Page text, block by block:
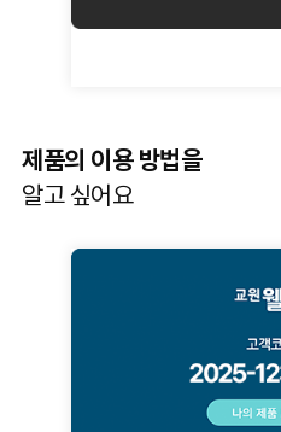
제품의 이용 방법을
알고 싶어요